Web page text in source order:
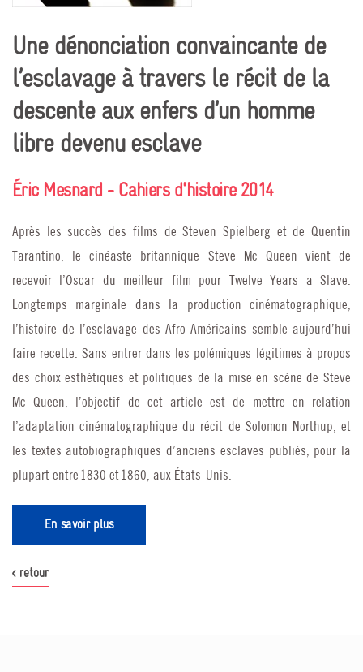
Une dénonciation convaincante de
l’esclavage à travers le récit de la
descente aux enfers d’un homme
libre devenu esclave
Éric Mesnard - Cahiers d'histoire 2014
Après les succès des films de Steven Spielberg et de Quentin
Tarantino, le cinéaste britannique Steve Mc Queen vient de
recevoir l’Oscar du meilleur film pour Twelve Years a Slave.
Longtemps marginale dans la production cinématographique,
l’histoire de l’esclavage des Afro-Américains semble aujourd’hui
faire recette. Sans entrer dans les polémiques légitimes à propos
des choix esthétiques et politiques de la mise en scène de Steve
Mc Queen, l’objectif de cet article est de mettre en relation
l’adaptation cinématographique du récit de Solomon Northup, et
les textes autobiographiques d’anciens esclaves publiés, pour la
plupart entre 1830 et 1860, aux États-Unis.
En savoir plus
< retour